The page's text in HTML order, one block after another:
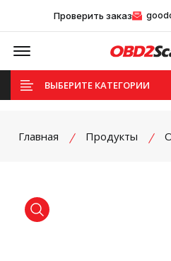
Проверить заказ
Offcanvas Menu Open
ВЫБЕРИТЕ КАТЕГОРИИ
Главная Продукты
product view